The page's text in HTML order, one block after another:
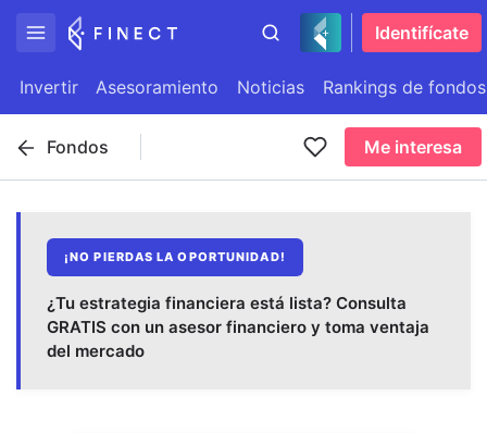
Identifícate
Invertir Asesoramiento Noticias Rankings de fondos
Fondos Me interesa
¡NO PIERDAS LA OPORTUNIDAD!
¿Tu estrategia financiera está lista? Consulta
GRATIS con un asesor financiero y toma ventaja
del mercado